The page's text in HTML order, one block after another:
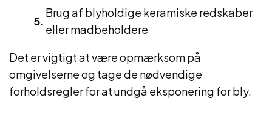
Brug af blyholdige keramiske redskaber
eller madbeholdere
Det er vigtigt at være opmærksom på
omgivelserne og tage de nødvendige
forholdsregler for at undgå eksponering for bly.